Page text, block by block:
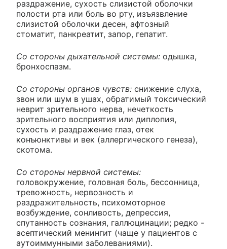
раздражение, сухость слизистой оболочки
полости рта или боль во рту, изъязвление
слизистой оболочки десен, афтозный
стоматит, панкреатит, запор, гепатит.
Со стороны дыхательной системы: одышка,
бронхоспазм.
Со стороны органов чувств: снижение слуха,
звон или шум в ушах, обратимый токсический
неврит зрительного нерва, нечеткость
зрительного восприятия или диплопия,
сухость и раздражение глаз, отек
конъюнктивы и век (аллергического генеза),
скотома.
Со стороны нервной системы:
головокружение, головная боль, бессонница,
тревожность, нервозность и
раздражительность, психомоторное
возбуждение, сонливость, депрессия,
спутанность сознания, галлюцинации; редко -
асептический менингит (чаще у пациентов с
аутоиммунными заболеваниями).